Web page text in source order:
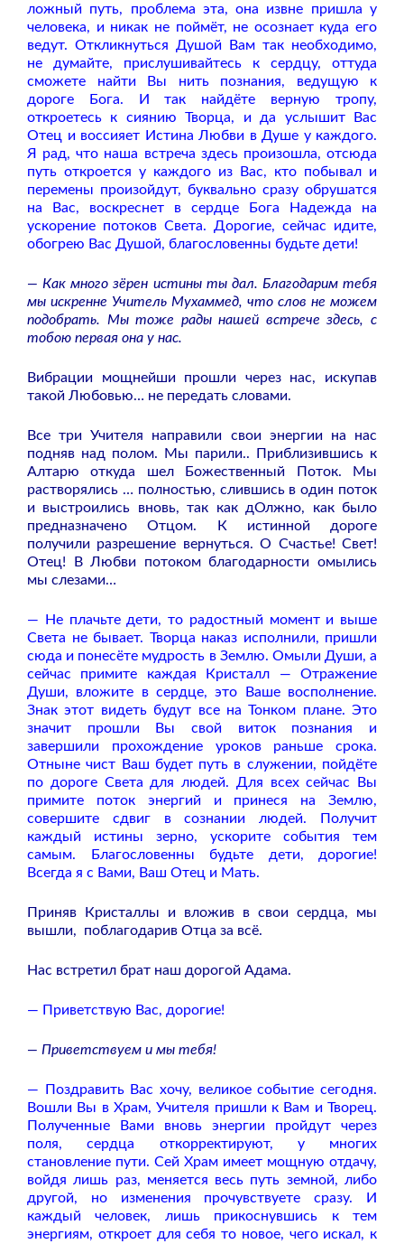
ложный путь, проблема эта, она извне пришла у
человека, и никак не поймёт, не осознает куда его
ведут. Откликнуться Душой Вам так необходимо,
не думайте, прислушивайтесь к сердцу, оттуда
сможете найти Вы нить познания, ведущую к
дороге Бога. И так найдёте верную тропу,
откроетесь к сиянию Творца, и да услышит Вас
Отец и воссияет Истина Любви в Душе у каждого.
Я рад, что наша встреча здесь произошла, отсюда
путь откроется у каждого из Вас, кто побывал и
перемены произойдут, буквально сразу обрушатся
на Вас, воскреснет в сердце Бога Надежда на
ускорение потоков Света. Дорогие, сейчас идите,
обогрею Вас Душой, благословенны будьте дети!
— Как много зёрен истины ты дал. Благодарим тебя
мы искренне Учитель Мухаммед, что слов не можем
подобрать. Мы тоже рады нашей встрече здесь, с
тобою первая она у нас.
Вибрации мощнейши прошли через нас, искупав
такой Любовью… не передать словами.
Все три Учителя направили свои энергии на нас
подняв над полом. Мы парили.. Приблизившись к
Алтарю откуда шел Божественный Поток. Мы
растворялись … полностью, слившись в один поток
и выстроились вновь, так как дОлжно, как было
предназначено Отцом. К истинной дороге
получили разрешение вернуться. О Счастье! Свет!
Отец! В Любви потоком благодарности омылись
мы слезами…
— Не плачьте дети, то радостный момент и выше
Света не бывает. Творца наказ исполнили, пришли
сюда и понесёте мудрость в Землю. Омыли Души, а
сейчас примите каждая Кристалл — Отражение
Души, вложите в сердце, это Ваше восполнение.
Знак этот видеть будут все на Тонком плане. Это
значит прошли Вы свой виток познания и
завершили прохождение уроков раньше срока.
Отныне чист Ваш будет путь в служении, пойдёте
по дороге Света для людей. Для всех сейчас Вы
примите поток энергий и принеся на Землю,
совершите сдвиг в сознании людей. Получит
каждый истины зерно, ускорите события тем
самым. Благословенны будьте дети, дорогие!
Всегда я с Вами, Ваш Отец и Мать.
Приняв Кристаллы и вложив в свои сердца, мы
вышли, поблагодарив Отца за всё.
Нас встретил брат наш дорогой Адама.
— Приветствую Вас, дорогие!
— Приветствуем и мы тебя!
— Поздравить Вас хочу, великое событие сегодня.
Вошли Вы в Храм, Учителя пришли к Вам и Творец.
Полученные Вами вновь энергии пройдут через
поля, сердца откорректируют, у многих
становление пути. Сей Храм имеет мощную отдачу,
войдя лишь раз, меняется весь путь земной, либо
другой, но изменения прочувствуете сразу. И
каждый человек, лишь прикоснувшись к тем
энергиям, откроет для себя то новое, чего искал, к